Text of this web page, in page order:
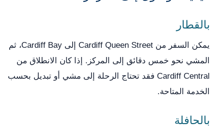
بالقطار
يمكن السفر من Cardiff Queen Street إلى Cardiff Bay، ثم
المشي نحو خمس دقائق إلى المركز. إذا كان الانطلاق من
Cardiff Central فقد تحتاج الرحلة إلى مشي أو تبديل بحسب
الخدمة المتاحة.
بالحافلة